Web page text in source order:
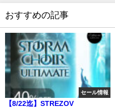
おすすめの記事
セール情報
【8/22迄】STREZOV